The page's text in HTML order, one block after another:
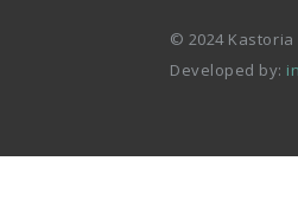
© 2024 Kastoria
Developed by: